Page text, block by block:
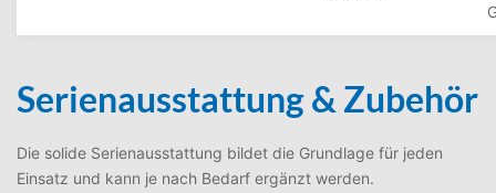
Serienausstattung & Zubehör
Die solide Serienausstattung bildet die Grundlage für jeden
Einsatz und kann je nach Bedarf ergänzt werden.